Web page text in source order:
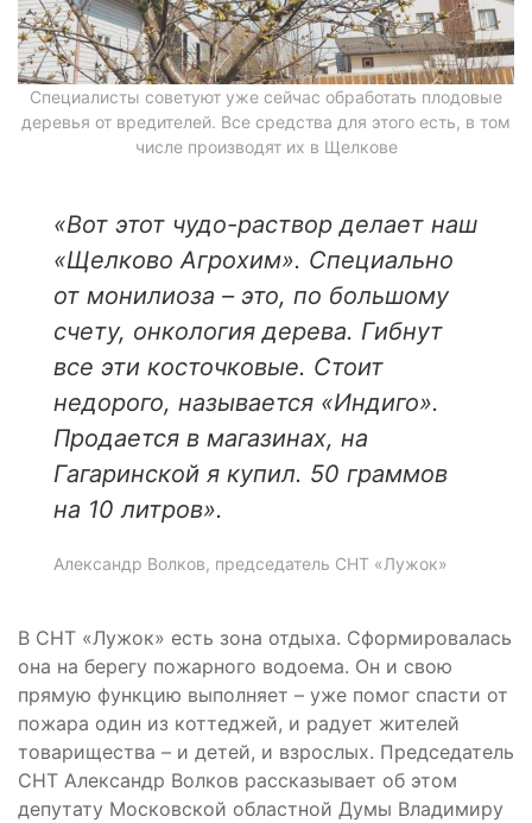
Специалисты советуют уже сейчас обработать плодовые
деревья от вредителей. Все средства для этого есть, в том
числе производят их в Щелкове
«Вот этот чудо-раствор делает наш
«Щелково Агрохим». Специально
от монилиоза – это, по большому
счету, онкология дерева. Гибнут
все эти косточковые. Стоит
недорого, называется «Индиго».
Продается в магазинах, на
Гагаринской я купил. 50 граммов
на 10 литров».
Александр Волков, председатель СНТ «Лужок»
В СНТ «Лужок» есть зона отдыха. Сформировалась
она на берегу пожарного водоема. Он и свою
прямую функцию выполняет – уже помог спасти от
пожара один из коттеджей, и радует жителей
товарищества – и детей, и взрослых. Председатель
СНТ Александр Волков рассказывает об этом
депутату Московской областной Думы Владимиру